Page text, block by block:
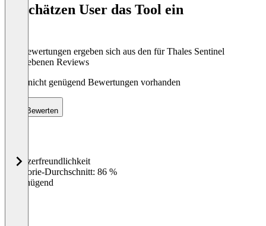
So schätzen User das Tool ein
Die Bewertungen ergeben sich aus den für Thales Sentinel
abgegebenen Reviews
Noch nicht genügend Bewertungen vorhanden
Bewerten
%
Benutzerfreundlichkeit
Kategorie-Durchschnitt: 86 %
Ungenügend